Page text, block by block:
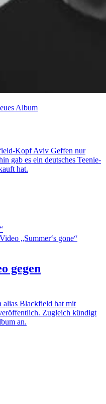
Album
Kopf Aviv Geffen nur
gab es ein deutsches Teenie-
hat.
gegen
alias Blackfield hat mit
Zugleich kündigt
an.